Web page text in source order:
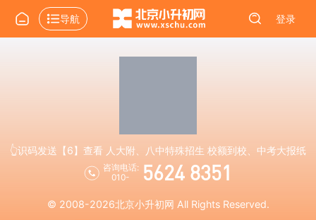
导航 登录
👆识码发送【6】查看 人大附、八中特殊招生 校额到校、中考大报纸
咨询电话:
010-
5624 8351
© 2008-2026北京小升初网 All Rights Reserved.